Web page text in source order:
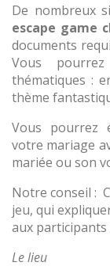
De nombreux
escape game
documents
Vous
thématiques :
thème
Vous pourrez
votre mariage
mariée ou son
Notre conseil :
jeu, qui
aux participants
Le lieu